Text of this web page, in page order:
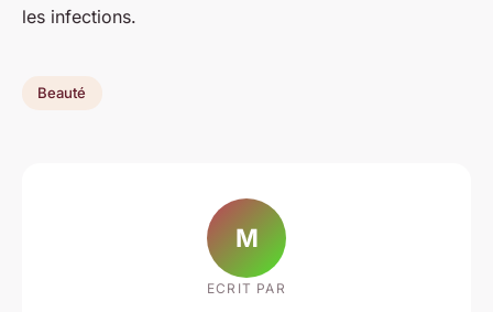
les infections.
Beauté
M
ECRIT PAR